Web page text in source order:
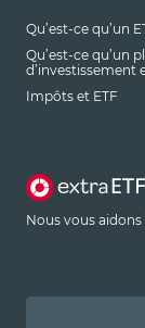
Qu’est-ce qu’un
Qu’est-ce qu’un
d’investissement
Impôts et ETF
Nous vous